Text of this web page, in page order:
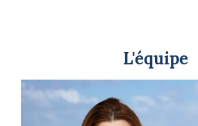
L'équipe